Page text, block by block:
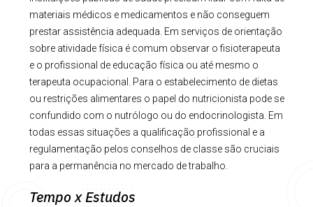
materiais médicos e medicamentos e não conseguem
prestar assistência adequada. Em serviços de orientação
sobre atividade física é comum observar o fisioterapeuta
e o profissional de educação física ou até mesmo o
terapeuta ocupacional. Para o estabelecimento de dietas
ou restrições alimentares o papel do nutricionista pode se
confundido com o nutrólogo ou do endocrinologista. Em
todas essas situações a qualificação profissional e a
regulamentação pelos conselhos de classe são cruciais
para a permanência no mercado de trabalho.
Tempo x Estudos